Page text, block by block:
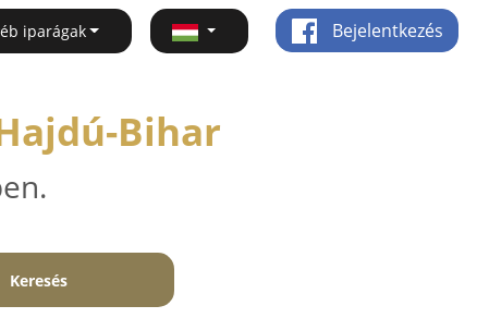
iparágak Bejelentkezés
Bihar
Keresés